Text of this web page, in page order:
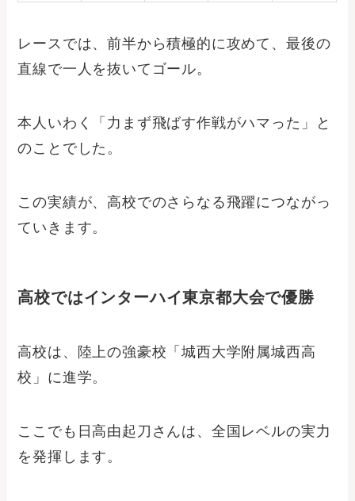
レースでは、前半から積極的に攻めて、最後の
直線で一人を抜いてゴール。
本人いわく「力まず飛ばす作戦がハマった」と
のことでした。
この実績が、高校でのさらなる飛躍につながっ
ていきます。
高校ではインターハイ東京都大会で優勝
高校は、陸上の強豪校「城西大学附属城西高
校」に進学。
ここでも日高由起刀さんは、全国レベルの実力
を発揮します。